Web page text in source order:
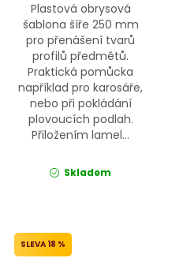
Plastová obrysová
šablona šíře 250 mm
pro přenášení tvarů
profilů předmětů.
Praktická pomůcka
například pro karosáře,
nebo při pokládání
plovoucích podlah.
Přiložením lamel...
Skladem
18 %